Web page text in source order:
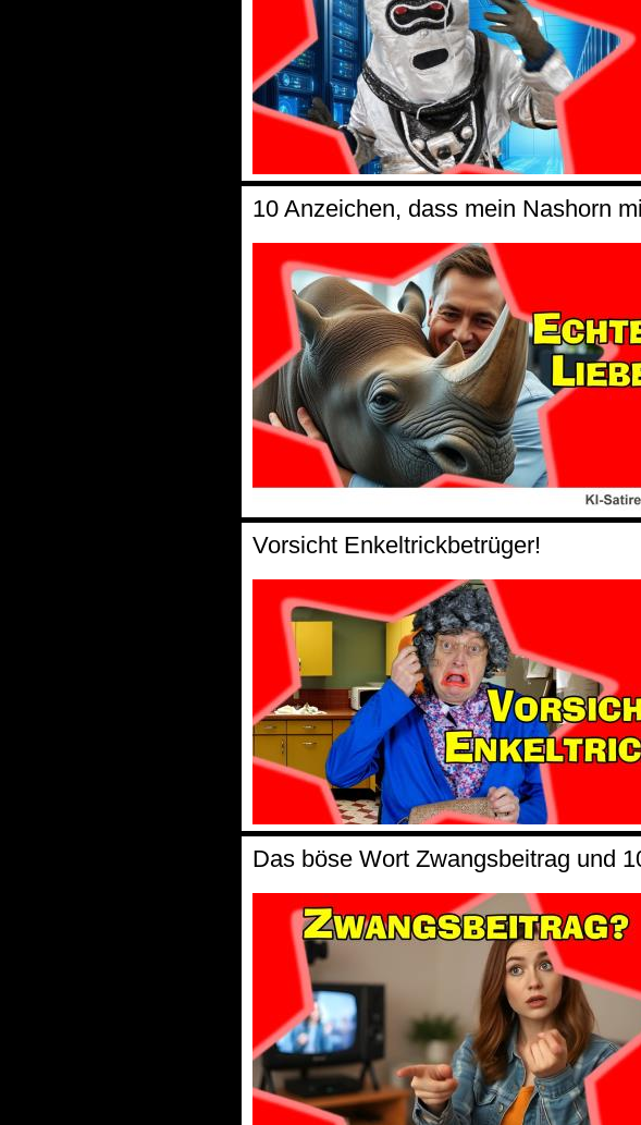
10 Anzeichen, dass mein Nashorn
Vorsicht Enkeltrickbetrüger!
Das böse Wort Zwangsbeitrag und